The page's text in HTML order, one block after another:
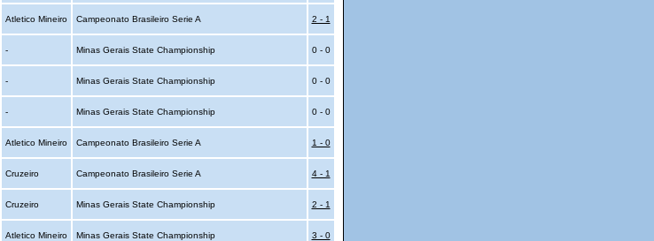
Atletico Mineiro Campeonato Brasileiro Serie A 2 - 1
- Minas Gerais State Championship 0 - 0
- Minas Gerais State Championship 0 - 0
- Minas Gerais State Championship 0 - 0
Atletico Mineiro Campeonato Brasileiro Serie A 1 - 0
Cruzeiro Campeonato Brasileiro Serie A 4 - 1
Cruzeiro Minas Gerais State Championship 2 - 1
Atletico Mineiro Minas Gerais State Championship 3 - 0